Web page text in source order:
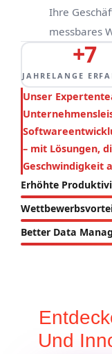
Ihre
messbares
+7
JAHRELANGE
Unser
– mit Lösungen,
Geschwindigkeit
Erhöhte
Better Data
Und